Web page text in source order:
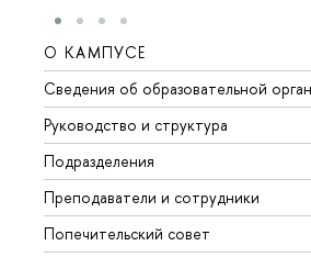
О КАМПУСЕ
Сведения об образовательной
Руководство и структура
Подразделения
Преподаватели и сотрудники
Попечительский совет